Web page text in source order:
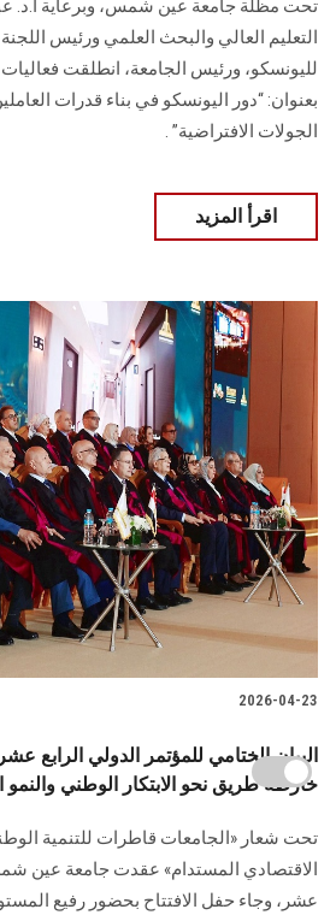
تحت مظلة جامعة عين شمس، وبرعاية أ.د.
التعليم العالي والبحث العلمي ورئيس
لليونسكو، ورئيس الجامعة، انطلقت فعاليات
بعنوان: “دور اليونسكو في بناء قدرات
الجولات الافتراضية” .
اقرأ المزيد
2026-04-23
البيان الختامي للمؤتمر الدولي
خارطة طريق نحو الابتكار الوطني والنمو
تحت شعار «الجامعات قاطرات للتنمية
الاقتصادي المستدام» عقدت جامعة عين
عشر، وجاء حفل الافتتاح بحضور رفيع